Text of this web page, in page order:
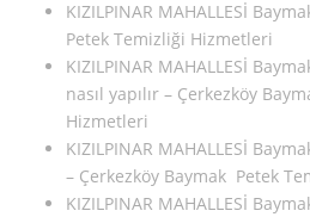
KIZILPINAR MAHALLESİ
Petek Temizliği Hizmetleri
KIZILPINAR MAHALLESİ
nasıl yapılır – Çerkezköy
Hizmetleri
KIZILPINAR MAHALLESİ
– Çerkezköy Baymak Petek
KIZILPINAR MAHALLESİ